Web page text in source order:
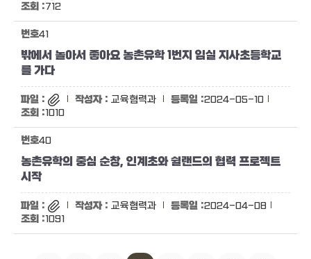
712
41
밖에서 놀아서 좋아요 농촌유학 1번지 임실 지사초등학교
를 가다
교육협력과
2024-05-10
1010
40
농촌유학의 중심 순창, 인계초와 쉴랜드의 협력 프로젝트
시작
교육협력과
2024-04-08
1091